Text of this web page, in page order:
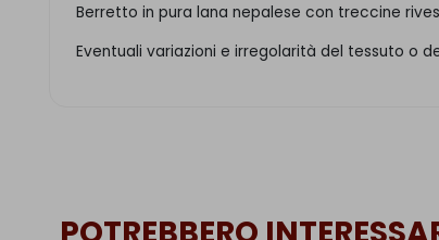
Berretto in pura lana nepalese con treccine
Eventuali variazioni e irregolarità del tessuto o